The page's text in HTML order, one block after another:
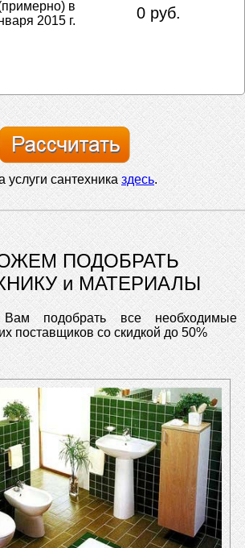
в
2015 г.
0 руб.
услуги сантехниказдесь.
ПОДОБРАТЬ
и МАТЕРИАЛЫ
подобрать все необходимые
поставщиков со скидкой до 50%